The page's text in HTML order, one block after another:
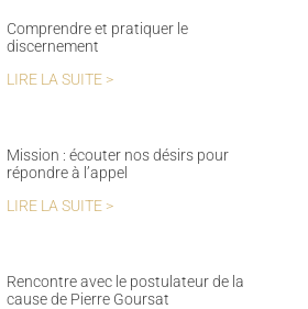
Comprendre et pratiquer le
discernement
LIRE LA SUITE >
Mission : écouter nos désirs pour
répondre à l’appel
LIRE LA SUITE >
Rencontre avec le postulateur de la
cause de Pierre Goursat